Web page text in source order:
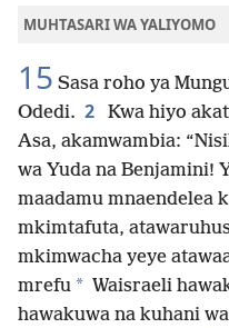
MUHTASARI WA YALIYOMO
15 Sasa roho ya
Odedi. 2
Kwa hiyo
Asa, akamwambia:
wa Yuda na Benjamini!
maadamu mnaendelea
mkimtafuta,
mkimwacha yeye
mrefu * Waisraeli
hawakuwa na kuhani